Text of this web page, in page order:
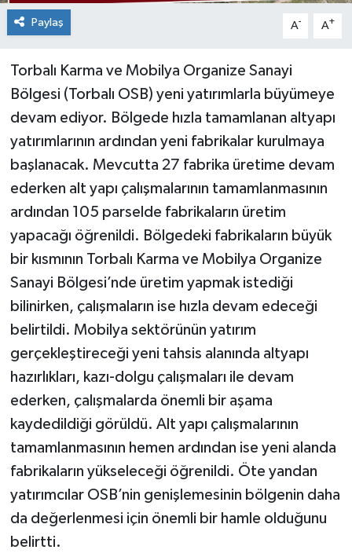
Paylaş A- A+
Torbalı Karma ve Mobilya Organize Sanayi
Bölgesi (Torbalı OSB) yeni yatırımlarla büyümeye
devam ediyor. Bölgede hızla tamamlanan altyapı
yatırımlarının ardından yeni fabrikalar kurulmaya
başlanacak. Mevcutta 27 fabrika üretime devam
ederken alt yapı çalışmalarının tamamlanmasının
ardından 105 parselde fabrikaların üretim
yapacağı öğrenildi. Bölgedeki fabrikaların büyük
bir kısmının Torbalı Karma ve Mobilya Organize
Sanayi Bölgesi’nde üretim yapmak istediği
bilinirken, çalışmaların ise hızla devam edeceği
belirtildi. Mobilya sektörünün yatırım
gerçekleştireceği yeni tahsis alanında altyapı
hazırlıkları, kazı-dolgu çalışmaları ile devam
ederken, çalışmalarda önemli bir aşama
kaydedildiği görüldü. Alt yapı çalışmalarının
tamamlanmasının hemen ardından ise yeni alanda
fabrikaların yükseleceği öğrenildi. Öte yandan
yatırımcılar OSB’nin genişlemesinin bölgenin daha
da değerlenmesi için önemli bir hamle olduğunu
belirtti.